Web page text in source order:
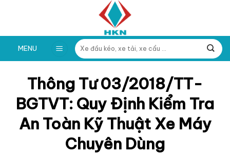
MENU
Tìm
kiếm:
Thông Tư 03/2018/TT-
BGTVT: Quy Định Kiểm Tra
An Toàn Kỹ Thuật Xe Máy
Chuyên Dùng